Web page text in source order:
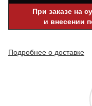
При заказе на
и внесении
Подробнее о доставке